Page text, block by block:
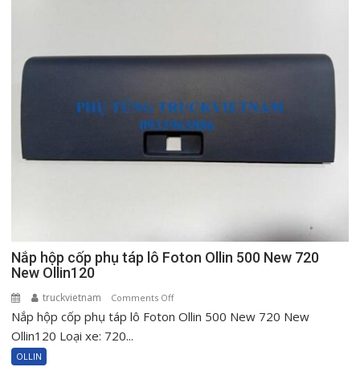
Nắp hộp cốp phụ táp lô Foton Ollin 500 New 720
New Ollin120
truckvietnam Comments Offon
Nắp
Nắp hộp cốp phụ táp lô Foton Ollin 500 New 720 New
Ollin120 Loại xe: 720...
OLLIN